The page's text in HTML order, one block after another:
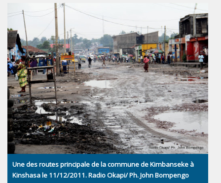
Une des routes principale de la commune de Kimbanseke à
Kinshasa le 11/12/2011. Radio Okapi/ Ph. John Bompengo